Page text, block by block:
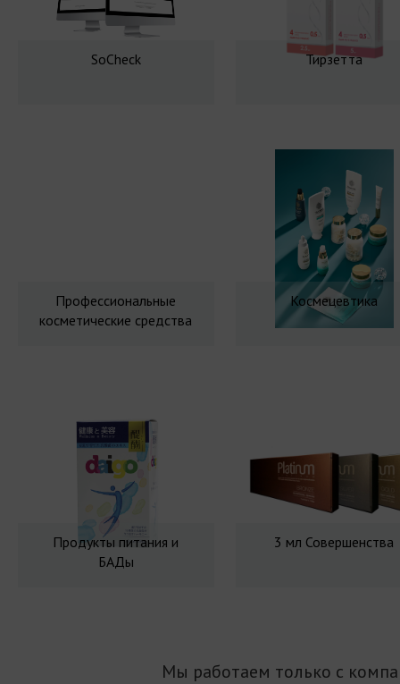
SoCheck Тирзетта
Профессиональные
косметические средства
Космецевтика
Продукты питания и
БАДы
3 мл Совершенства
Мы работаем только с